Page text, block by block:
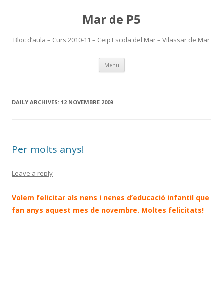
Mar de P5
Bloc d’aula – Curs 2010-11 – Ceip Escola del Mar – Vilassar de Mar
Menu Skip
content
DAILY ARCHIVES: 12 NOVEMBRE 2009
Per molts anys!
Leave a reply
Volem felicitar als nens i nenes d’educació infantil que
fan anys aquest mes de novembre. Moltes felicitats!